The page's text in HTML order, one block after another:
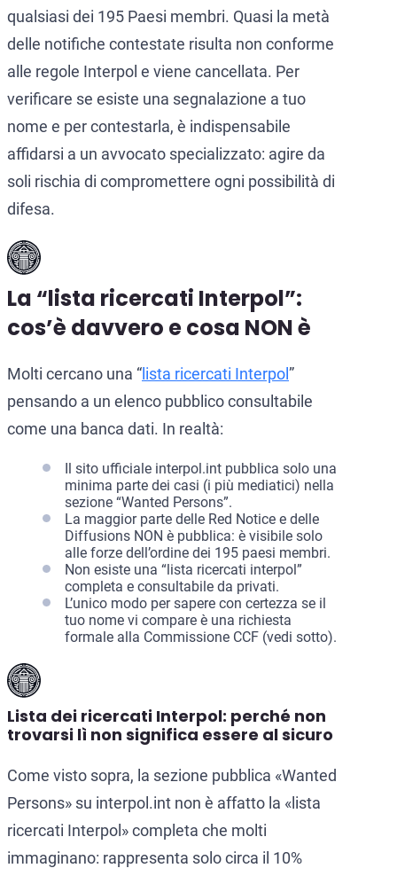
qualsiasi dei 195 Paesi membri. Quasi la metà
delle notifiche contestate risulta non conforme
alle regole Interpol e viene cancellata. Per
verificare se esiste una segnalazione a tuo
nome e per contestarla, è indispensabile
affidarsi a un avvocato specializzato: agire da
soli rischia di compromettere ogni possibilità di
difesa.
La “lista ricercati Interpol”:
cos’è davvero e cosa NON è
Molti cercano una “ lista ricercati Interpol”
pensando a un elenco pubblico consultabile
come una banca dati. In realtà:
Il sito ufficiale interpol.int pubblica solo una
minima parte dei casi (i più mediatici) nella
sezione “Wanted Persons”.
La maggior parte delle Red Notice e delle
Diffusions NON è pubblica: è visibile solo
alle forze dell’ordine dei 195 paesi membri.
Non esiste una “lista ricercati interpol”
completa e consultabile da privati.
L’unico modo per sapere con certezza se il
tuo nome vi compare è una richiesta
formale alla Commissione CCF (vedi sotto).
Lista dei ricercati Interpol: perché non
trovarsi lì non significa essere al sicuro
Come visto sopra, la sezione pubblica «Wanted
Persons» su interpol.int non è affatto la «lista
ricercati Interpol» completa che molti
immaginano: rappresenta solo circa il 10%